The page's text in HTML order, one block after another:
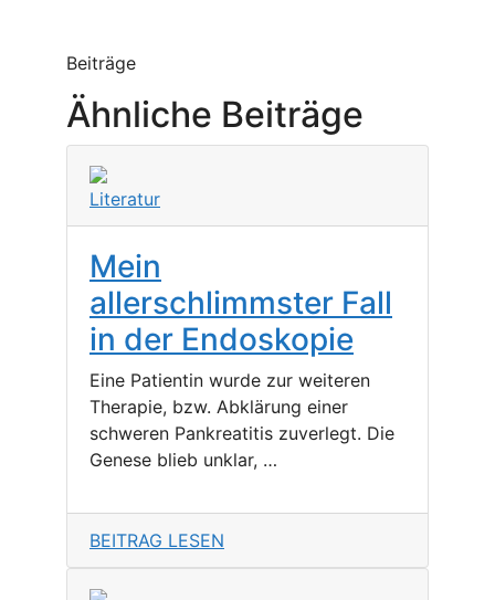
Beiträge
Ähnliche Beiträge
Literatur
Mein
allerschlimmster Fall
in der Endoskopie
Eine Patientin wurde zur weiteren
Therapie, bzw. Abklärung einer
schweren Pankreatitis zuverlegt. Die
Genese blieb unklar, …
BEITRAG LESEN